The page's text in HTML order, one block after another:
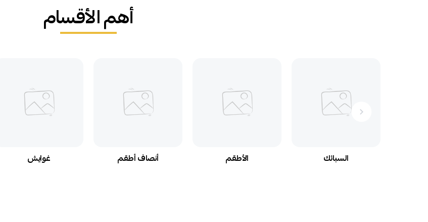
أهم الأقسام
السبائك الأطقم أنصاف أطقم غوايش